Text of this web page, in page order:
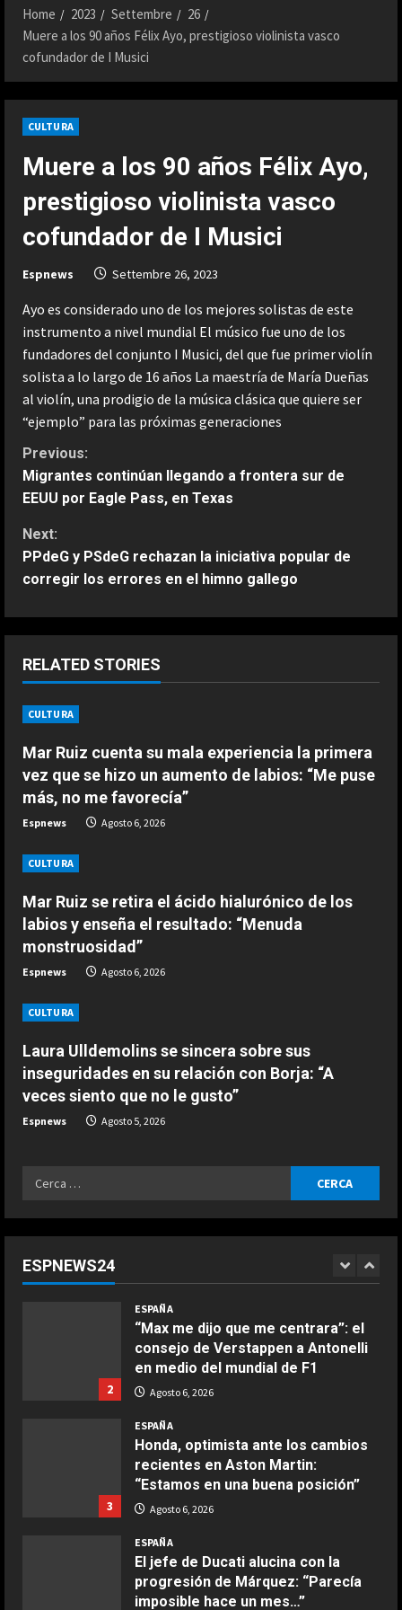
Home 2023 Settembre
26
Muere a los 90 años Félix Ayo, prestigioso violinista vasco
cofundador de I Musici
CULTURA
Muere a los 90 años Félix Ayo,
prestigioso violinista vasco
cofundador de I Musici
Espnews Settembre 26, 2023
Ayo es considerado uno de los mejores solistas de este
instrumento a nivel mundial El músico fue uno de los
fundadores del conjunto I Musici, del que fue primer violín
solista a lo largo de 16 años La maestría de María Dueñas
al violín, una prodigio de la música clásica que quiere ser
“ejemplo” para las próximas generaciones
C
o
n
t
i
u
e
R
e
a
d
i
n
g
Previous:
Migrantes continúan llegando a frontera sur de
EEUU por Eagle Pass, en Texas
Next:
PPdeG y PSdeG rechazan la iniciativa popular de
corregir los errores en el himno gallego
RELATED STORIES
CULTURA
Mar Ruiz cuenta su mala experiencia la primera
vez que se hizo un aumento de labios: “Me puse
más, no me favorecía”
Espnews Agosto 6, 2026
CULTURA
Mar Ruiz se retira el ácido hialurónico de los
labios y enseña el resultado: “Menuda
monstruosidad”
Espnews Agosto 6, 2026
CULTURA
Laura Ulldemolins se sincera sobre sus
inseguridades en su relación con Borja: “A
veces siento que no le gusto”
Espnews Agosto 5, 2026
Ricerca
ESPNEWS24
2
“Max me dijo que me centrara”: el
consejo de Verstappen a Antonelli
en medio del mundial de F1
3
“Estamos en una buena posición”
Agosto 6, 2026
El jefe de Ducati alucina con la
Agosto 6, 2026
ESPAÑA
“Espero que Alonso no esté
escuchando esto…”: la interesante
1
2
ESPAÑA
“Max me dijo que me centrara”: el
consejo de Verstappen a Antonelli
en medio del mundial de F1
Agosto 6, 2026
3
ESPAÑA
Honda, optimista ante los cambios
recientes en Aston Martin:
“Estamos en una buena posición”
Agosto 6, 2026
ESPAÑA
El jefe de Ducati alucina con la
progresión de Márquez: “Parecía
imposible hace un mes…”
Ensalada de espinacas deliciosa
Maggio 28, 2026
COCINA
Boquerones fritos en freidora de
aire
Aprile 24, 2026
Buñuelos de alcachofas
Aprile 5, 2026